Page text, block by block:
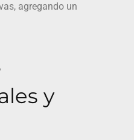
agregando un
y